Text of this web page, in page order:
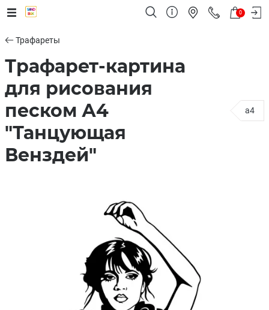
0
Трафареты
Трафарет-картина
для рисования
песком А4
"Танцующая
Венздей"
a4